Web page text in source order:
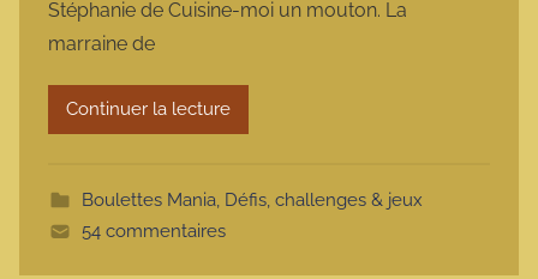
a
o
t
e
Stéphanie de Cuisine-moi un mouton. La
marraine de
Continuer la lecture
Boulettes Mania, Défis, challenges & jeux
54 commentaires